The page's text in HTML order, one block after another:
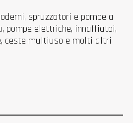
spruzzatori e pompe a
pompe elettriche, innaffiatoi,
ceste multiuso e molti altri